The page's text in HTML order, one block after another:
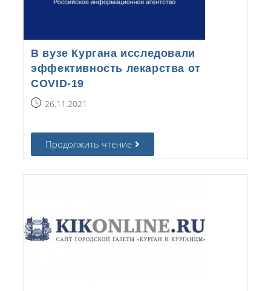
В вузе Кургана исследовали
эффективность лекарства от
COVID-19
26.11.2021
Продолжить чтение